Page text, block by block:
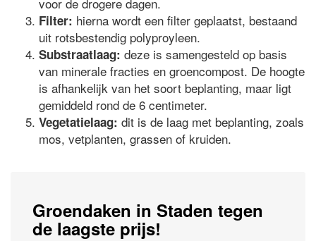
Filter: hierna wordt een filter geplaatst, bestaand
uit rotsbestendig polyproyleen.
Substraatlaag: deze is samengesteld op basis
van minerale fracties en groencompost. De hoogte
is afhankelijk van het soort beplanting, maar ligt
gemiddeld rond de 6 centimeter.
Vegetatielaag: dit is de laag met beplanting, zoals
mos, vetplanten, grassen of kruiden.
Groendaken in Staden tegen
de laagste prijs!